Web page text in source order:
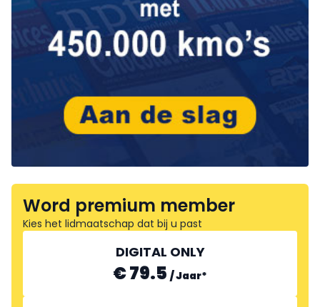
Word premium member
Kies het lidmaatschap dat bij u past
DIGITAL ONLY
€ 79.5 /Jaar*